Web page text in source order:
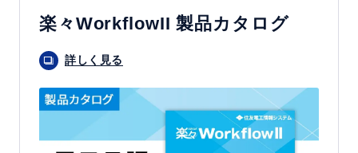
楽々WorkflowII 製品カタログ
詳しく見る